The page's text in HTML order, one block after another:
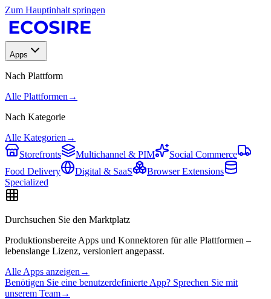
Zum Hauptinhalt springen
Apps
Nach Plattform
Alle Plattformen →
Nach Kategorie
Alle Kategorien →
Storefronts
Multichannel & PIM
Social Commerce
Food Delivery
Digital & SaaS
Browser Extensions
Specialized
Durchsuchen Sie den Marktplatz
Produktionsbereite Apps und Konnektoren für alle Plattformen –
lebenslange Lizenz, versioniert angepasst.
Alle Apps anzeigen →
Benötigen Sie eine benutzerdefinierte App? Sprechen Sie mit
unserem Team→